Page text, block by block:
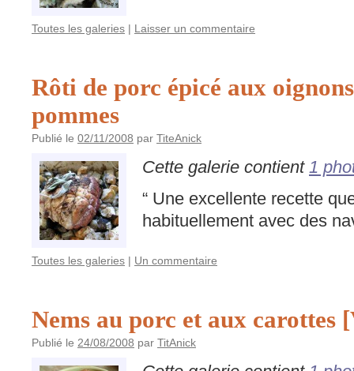
Toutes les galeries | Laisser un commentaire
Rôti de porc épicé aux
pommes
Publié le 02/11/2008 par TiteAnick
Cette galerie contient 1
“ Une excellente recette
habituellement avec des
Toutes les galeries | Un commentaire
Nems au porc et aux carottes
Publié le 24/08/2008 par TitAnick